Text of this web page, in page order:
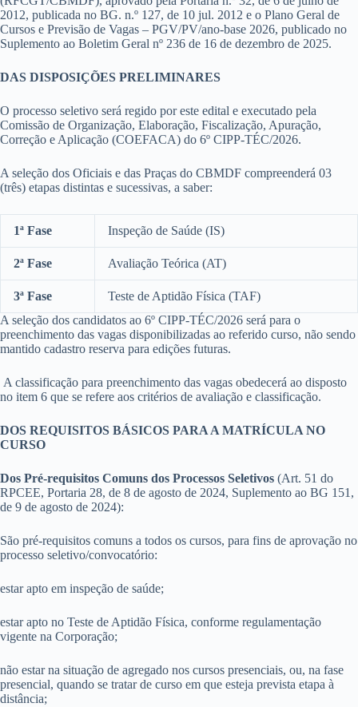
2012, publicada no BG. n.º 127, de 10 jul. 2012 e o Plano Geral de
Cursos e Previsão de Vagas – PGV/PV/ano-base 2026, publicado no
Suplemento ao Boletim Geral nº 236 de 16 de dezembro de 2025.
DAS DISPOSIÇÕES PRELIMINARES
O processo seletivo será regido por este edital e executado pela
Comissão de Organização, Elaboração, Fiscalização, Apuração,
Correção e Aplicação (COEFACA) do 6º CIPP-TÉC/2026.
A seleção dos Oficiais e das Praças do CBMDF compreenderá 03
(três) etapas distintas e sucessivas, a saber:
1ª Fase Inspeção de Saúde (IS)
2ª Fase Avaliação Teórica (AT)
3ª Fase
Teste de Aptidão Física (TAF)
A seleção dos candidatos ao 6º CIPP-TÉC/2026 será para o
preenchimento das vagas disponibilizadas ao referido curso, não sendo
mantido cadastro reserva para edições futuras.
A classificação para preenchimento das vagas obedecerá ao disposto
no item 6 que se refere aos critérios de avaliação e classificação.
DOS REQUISITOS BÁSICOS PARA A MATRÍCULA NO
CURSO
Dos Pré-requisitos Comuns dos Processos Seletivos (Art. 51 do
RPCEE, Portaria 28, de 8 de agosto de 2024, Suplemento ao BG 151,
de 9 de agosto de 2024):
São pré-requisitos comuns a todos os cursos, para fins de aprovação no
processo seletivo/convocatório:
estar apto em inspeção de saúde;
estar apto no Teste de Aptidão Física, conforme regulamentação
vigente na Corporação;
não estar na situação de agregado nos cursos presenciais, ou, na fase
presencial, quando se tratar de curso em que esteja prevista etapa à
distância;